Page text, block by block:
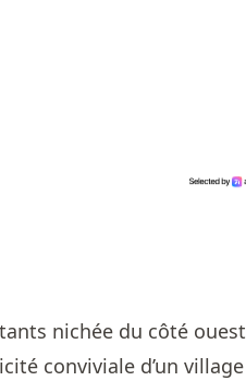
nichée du côté ouest
conviviale d’un village